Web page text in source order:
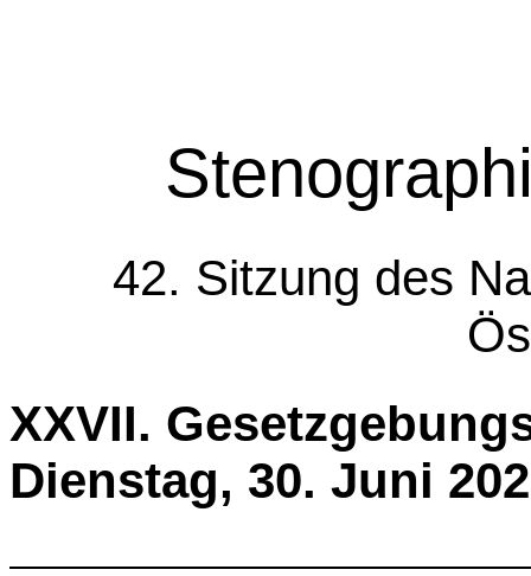
42. Sitzung des
XXVII.
Dienstag, 30. Juni